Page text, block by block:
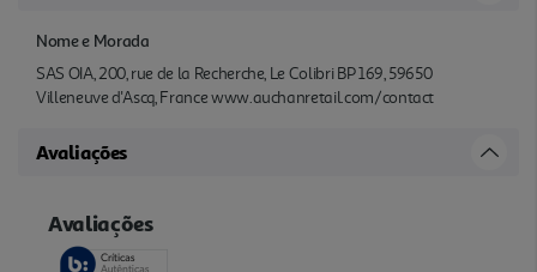
Nome e Morada
SAS OIA, 200, rue de la Recherche, Le Colibri BP 169, 59650
Villeneuve d'Ascq, France www.auchanretail.com/contact
Avaliações